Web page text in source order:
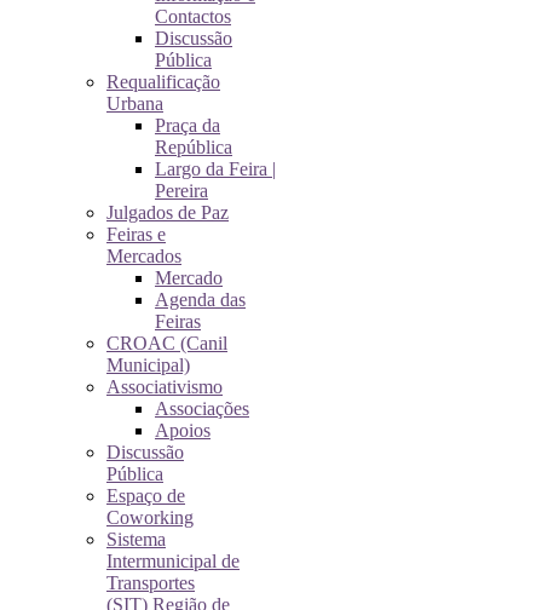
Contactos
Discussão
Pública
Requalificação
Urbana
Praça da
República
Largo da Feira |
Pereira
Julgados de Paz
Feiras e
Mercados
Mercado
Agenda das
Feiras
CROAC (Canil
Municipal)
Associativismo
Associações
Apoios
Discussão
Pública
Espaço de
Coworking
Sistema
Intermunicipal de
Transportes
(SIT) Região de